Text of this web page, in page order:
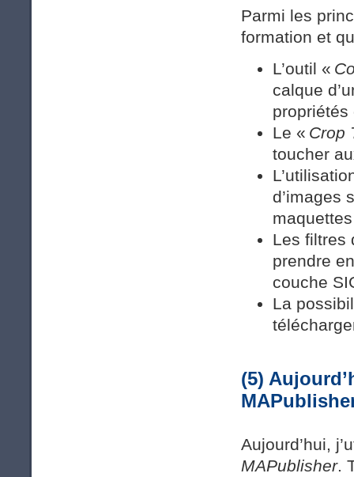
Parmi les
formation et
L’outil «
calque
propriétés
Le « Crop
toucher
d’images
Les filtres
prendre
couche
La
(5)
Aujourd’hui,
MAPublisher.